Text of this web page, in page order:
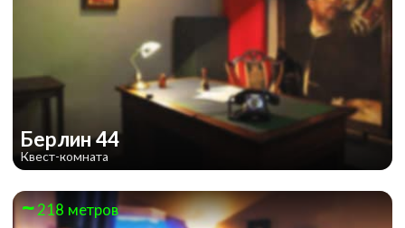
Берлин 44
Квест-комната
218 метров